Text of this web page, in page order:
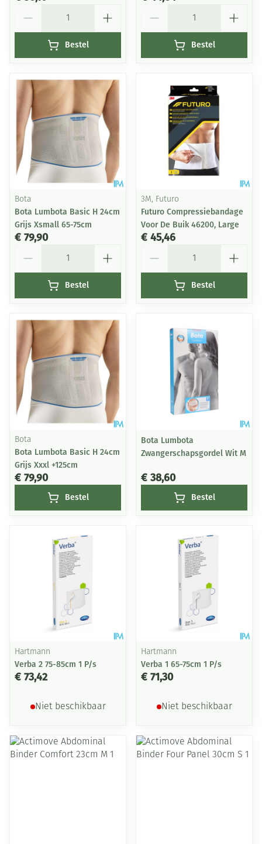
Bestel Bestel
Bota
Bota Lumbota Basic H 24cm
Grijs Xsmall 65-75cm
€ 79,90
Bestel
3M, Futuro
Futuro Compressiebandage
Voor De Buik 46200, Large
€ 45,46
Bestel
Bota
Bota Lumbota Basic H 24cm
Grijs Xxxl +125cm
€ 79,90
Bestel
Bota Lumbota
Zwangerschapsgordel Wit M
€ 38,60
Bestel
Hartmann
Verba 2 75-85cm 1 P/s
€ 73,42
Niet beschikbaar
Hartmann
Verba 1 65-75cm 1 P/s
€ 71,30
Niet beschikbaar